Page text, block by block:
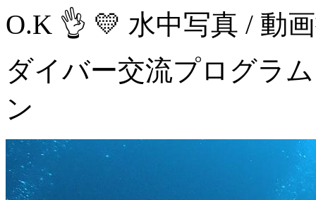
O.K 👌 💛 水中写真 / 動
ダイバー交流プログラ
ン